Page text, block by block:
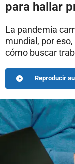
para hallar
La pandemia
mundial, por
cómo buscar
Reproducir